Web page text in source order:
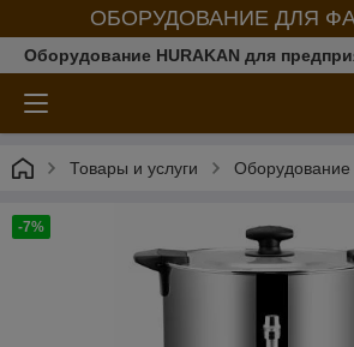
ОБОРУДОВАНИЕ ДЛЯ
Оборудование HURAKAN для
Товары и услуги Оборудование
-7%